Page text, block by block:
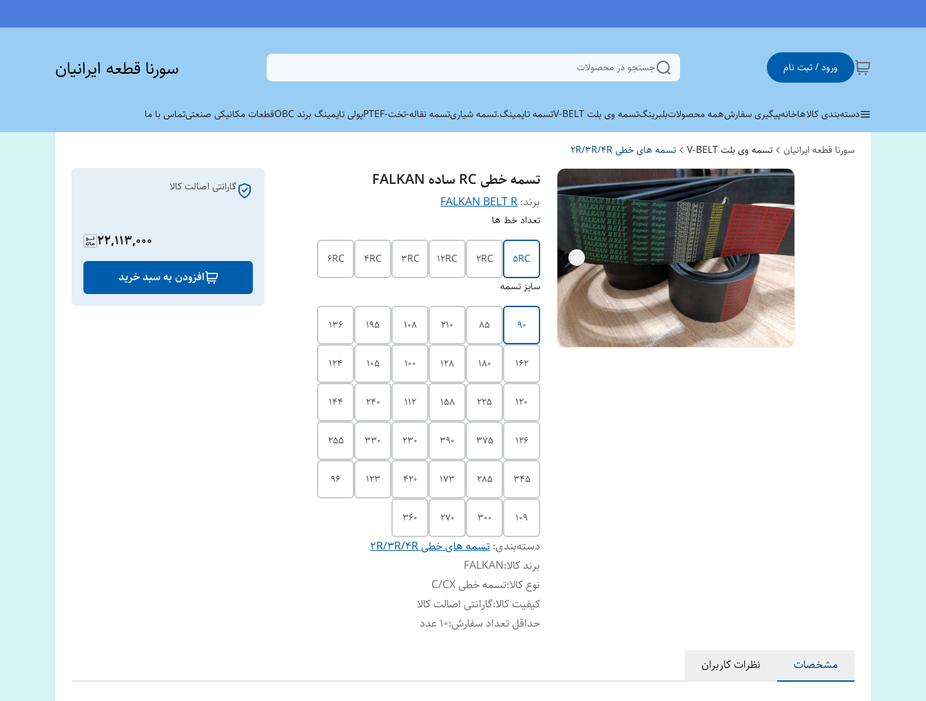
ورود / ثبت نام جستجو در محصولات سورنا قطعه ایرانیان
دسته‌بندی کالاهاخانهپیگیری سفارشهمه محصولاتبلبرینگتسمه وی بلت V-BELT تسمه تایمینگ.تسمه شیاریتسمه نقاله-تخت-PTEF پولی تایمینگ برند OBC قطعات مکانیکی صنعتیتماس با ما
سورنا قطعه ایرانیان تسمه وی بلت V-BELT تسمه های خطی 2R/3R/4R
تسمه خطی RC ساده FALKAN
برند:FALKAN BELT R
تعداد خط ها
5RC
2RC
12RC
3RC
4RC
6RC
سایز تسمه
90
85
210
108
195
136
162
180
128
100
105
124
120
225
158
112
240
144
126
375
390
230
330
255
345
285
173
420
123
96
109
300
270
360
دسته‌بندی:تسمه های خطی 2R/3R/4R
برند کالا:
FALKAN
نوع کالا:تسمه خطی C/CX
کیفیت کالا:گارانتی اصالت کالا
حداقل تعداد سفارش:10 عدد
گارانتی اصالت کالا
22,113,000
افزودن به سبد خرید
مشخصات نظرات کاربران